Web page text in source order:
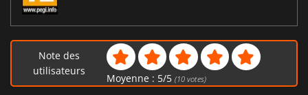
Note des
utilisateurs
Moyenne : 5/5 (10votes)